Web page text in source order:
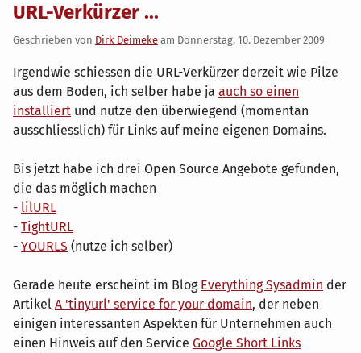
URL-Verkürzer ...
Geschrieben von Dirk Deimeke am Donnerstag, 10. Dezember 2009
Irgendwie schiessen die URL-Verkürzer derzeit wie Pilze
aus dem Boden, ich selber habe ja auch so einen
installiert und nutze den überwiegend (momentan
ausschliesslich) für Links auf meine eigenen Domains.
Bis jetzt habe ich drei Open Source Angebote gefunden,
die das möglich machen
- lilURL
- TightURL
- YOURLS (nutze ich selber)
Gerade heute erscheint im Blog Everything Sysadmin der
Artikel A 'tinyurl' service for your domain, der neben
einigen interessanten Aspekten für Unternehmen auch
einen Hinweis auf den Service Google Short Links